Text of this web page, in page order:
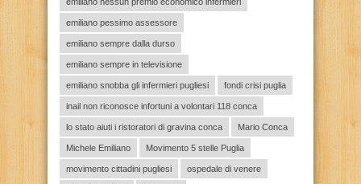
emiliano pessimo assessore
emiliano sempre dalla durso
emiliano sempre in televisione
emiliano snobba gli infermieri pugliesi fondi crisi puglia
inail non riconosce infortuni a volontari 118 conca
lo stato aiuti i ristoratori di gravina conca Mario Conca
Michele Emiliano Movimento 5 stelle Puglia
movimento cittadini pugliesi ospedale di venere